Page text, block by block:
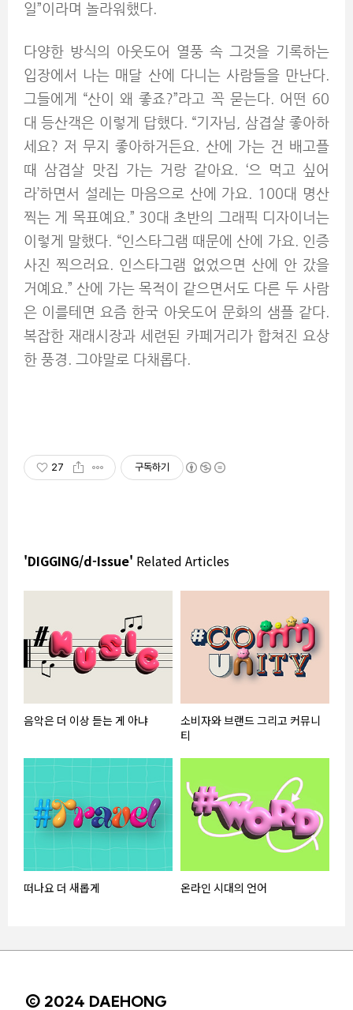
일”이라며 놀라워했다.
다양한 방식의 아웃도어 열풍 속 그것을 기록하는
입장에서 나는 매달 산에 다니는 사람들을 만난다.
그들에게 “산이 왜 좋죠?”라고 꼭 묻는다. 어떤 60
대 등산객은 이렇게 답했다. “기자님, 삼겹살 좋아하
세요? 저 무지 좋아하거든요. 산에 가는 건 배고플
때 삼겹살 맛집 가는 거랑 같아요. ‘으 먹고 싶어
라’하면서 설레는 마음으로 산에 가요. 100대 명산
찍는 게 목표예요.” 30대 초반의 그래픽 디자이너는
이렇게 말했다. “인스타그램 때문에 산에 가요. 인증
사진 찍으러요. 인스타그램 없었으면 산에 안 갔을
거예요.” 산에 가는 목적이 같으면서도 다른 두 사람
은 이를테면 요즘 한국 아웃도어 문화의 샘플 같다.
복잡한 재래시장과 세련된 카페거리가 합쳐진 요상
한 풍경. 그야말로 다채롭다.
27 구독하기
'DIGGING/d-Issue' Related Articles
음악은 더 이상 듣는 게 아냐
소비자와 브랜드 그리고 커뮤니
티
떠나요 더 새롭게 온라인 시대의 언어
© 2024 DAEHONG